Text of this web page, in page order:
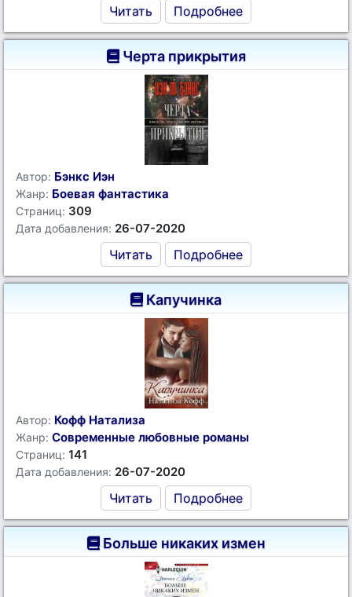
Читать Подробнее
Черта прикрытия
Автор: Бэнкс Иэн
Жанр: Боевая фантастика
Страниц: 309
Дата добавления: 26-07-2020
Читать Подробнее
Капучинка
Автор: Кофф Натализа
Жанр: Современные любовные романы
Страниц: 141
Дата добавления: 26-07-2020
Читать Подробнее
Больше никаких измен